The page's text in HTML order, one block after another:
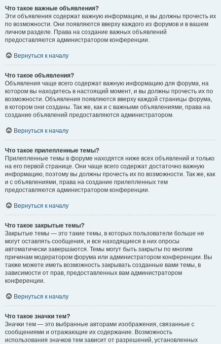
Что такое важные объявления?
Эти объявления содержат важную информацию, и вы должны прочесть их
по возможности. Они появляются вверху каждого из форумов и в вашем
личном разделе. Права на создание важных объявлений
предоставляются администратором конференции.
Вернуться к началу
Что такое объявления?
Объявления чаще всего содержат важную информацию для форума, на
котором вы находитесь в настоящий момент, и вы должны прочесть их по
возможности. Объявления появляются вверху каждой страницы форума,
в котором они созданы. Так же, как и с важными объявлениями, права на
создание объявлений предоставляются администратором.
Вернуться к началу
Что такое прилепленные темы?
Прилепленные темы в форуме находятся ниже всех объявлений и только
на его первой странице. Они чаще всего содержат достаточно важную
информацию, поэтому вы должны прочесть их по возможности. Так же, как
и с объявлениями, права на создание прилепленных тем
предоставляются администратором конференции.
Вернуться к началу
Что такое закрытые темы?
Закрытые темы — это такие темы, в которых пользователи больше не
могут оставлять сообщения, и все находящиеся в них опросы
автоматически завершаются. Темы могут быть закрыты по многим
причинам модератором форума или администратором конференции. Вы
также можете иметь возможность закрывать созданные вами темы, в
зависимости от прав, предоставленных вам администратором
конференции.
Вернуться к началу
Что такое значки тем?
Значки тем — это выбранные авторами изображения, связанные с
сообщениями и отражающие их содержание. Возможность
использования значков тем зависит от разрешений, установленных